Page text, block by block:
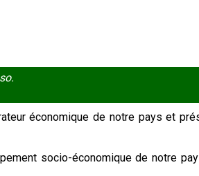
économique de notre pays et
socio-économique de notre